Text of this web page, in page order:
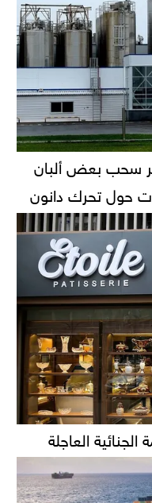
سحب بعض ألبان
حول تحرك دانون
العاجلة